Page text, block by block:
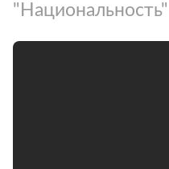
"Национальность"